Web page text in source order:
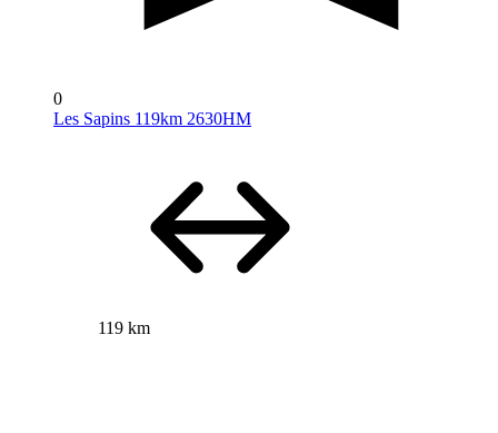
0
Les Sapins 119km 2630HM
119 km